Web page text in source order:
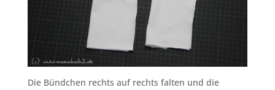
Die Bündchen rechts auf rechts falten und die